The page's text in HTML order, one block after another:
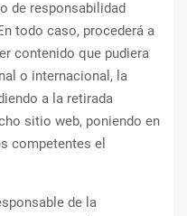
de responsabilidad
todo caso, procederá a
contenido que pudiera
o internacional, la
a la retirada
sitio web, poniendo en
competentes el
de la